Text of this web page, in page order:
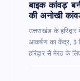
बाइक कांवड़’
की अनोखी
उत्तराखंड के
आकर्षण का केंद्र, 3
हरिद्वार से मेरठ के